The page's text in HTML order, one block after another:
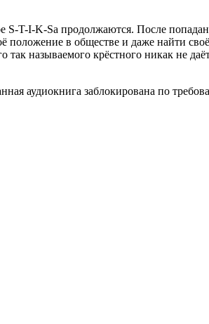
T-I-K-Sа продолжаются. После
положение в обществе и даже найти
так называемого крёстного никак не
аудиокнига заблокирована по